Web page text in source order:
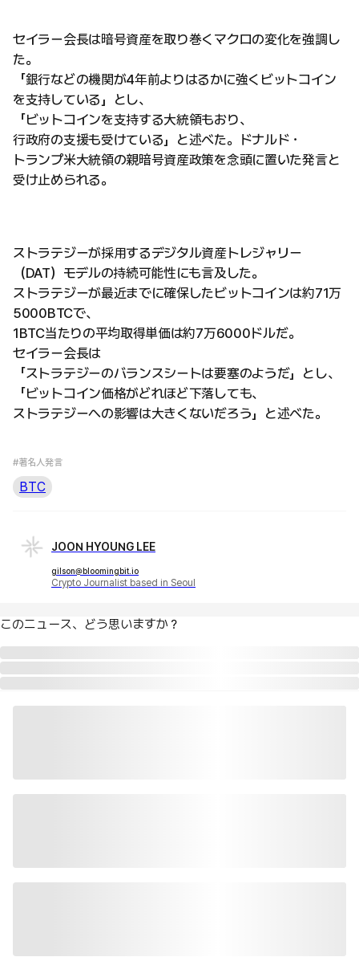
セイラー会長は暗号資産を取り巻くマクロの変化を強調し
た。
「銀行などの機関が4年前よりはるかに強くビットコイン
を支持している」とし、
「ビットコインを支持する大統領もおり、
行政府の支援も受けている」と述べた。ドナルド・
トランプ米大統領の親暗号資産政策を念頭に置いた発言と
受け止められる。
ストラテジーが採用するデジタル資産トレジャリー
（DAT）モデルの持続可能性にも言及した。
ストラテジーが最近までに確保したビットコインは約71万
5000BTCで、
1BTC当たりの平均取得単価は約7万6000ドルだ。
セイラー会長は
「ストラテジーのバランスシートは要塞のようだ」とし、
「ビットコイン価格がどれほど下落しても、
ストラテジーへの影響は大きくないだろう」と述べた。
#著名人発言
BTC
JOON HYOUNG LEE
gilson@bloomingbit.io
Crypto Journalist based in Seoul
このニュース、どう思いますか？